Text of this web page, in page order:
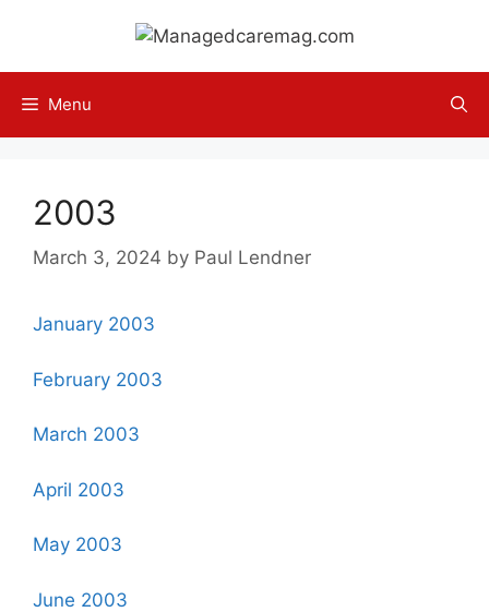
content
Menu
2003
March 3, 2024 by Paul Lendner
January 2003
February 2003
March 2003
April 2003
May 2003
June 2003